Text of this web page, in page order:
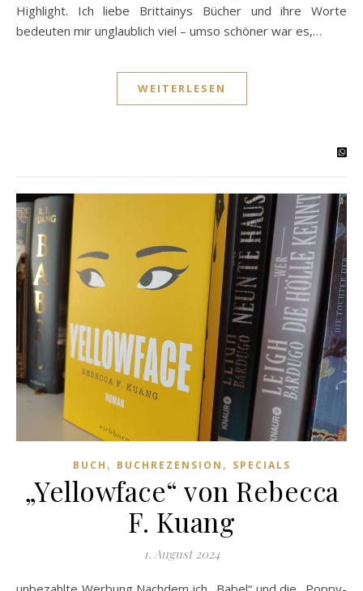
Highlight. Ich liebe Brittainys Bücher und ihre Worte
bedeuten mir unglaublich viel – umso schöner war es,…
WEITERLESEN
BUCH , BUCHREZENSION , SPECIALS
„Yellowface“ von Rebecca
F. Kuang
1. August 2024